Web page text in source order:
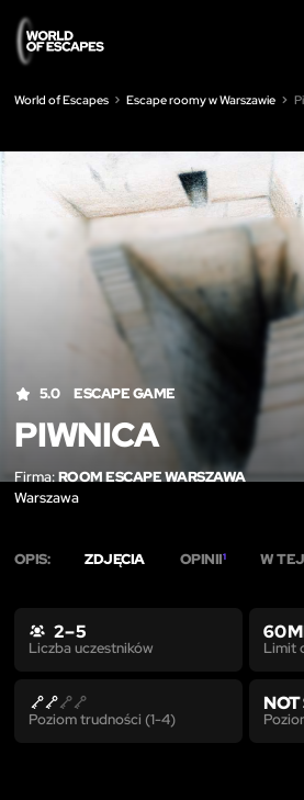
World of Escapes Escape roomy w Warszawie
5.0 ESCAPE GAME
PIWNICA
Firma:ROOM ESCAPE WARSZAWA
Warszawa
OPIS: ZDJĘCIA OPINII1 W
2 – 5
Liczba uczestników
60
Limit
Poziom trudności (1-4)
NOT